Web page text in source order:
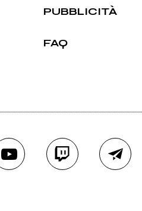
PUBBLICITÀ
FAQ